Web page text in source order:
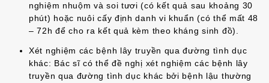
nghiệm nhuộm và soi tươi (có kết quả sau khoảng 30
phút) hoặc nuôi cấy định danh vi khuẩn (có thể mất 48
– 72h để cho ra kết quả kèm theo kháng sinh đồ).
Xét nghiệm các bệnh lây truyền qua đường tình dục
khác: Bác sĩ có thể đề nghị xét nghiệm các bệnh lây
truyền qua đường tình dục khác bởi bệnh lậu thường